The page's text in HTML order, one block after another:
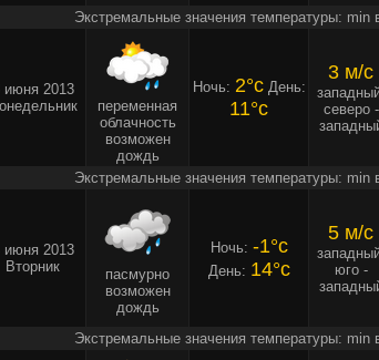
Экстремальные значения температуры: min
июня 2013
переменная
облачность
возможен
дождь
Ночь: 2°cДень:
11°c
3 м/c
северо -
Экстремальные значения температуры: min
июня 2013
Вторник
пасмурно
возможен
дождь
Ночь: -1°c
День: 14°c
5 м/c
юго -
Экстремальные значения температуры: min